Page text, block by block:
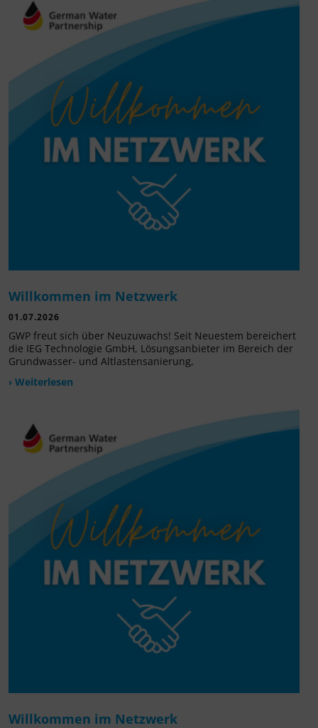
Willkommen im Netzwerk
01.07.2026
GWP freut sich über Neuzuwachs! Seit Neuestem bereichert
die IEG Technologie GmbH, Lösungsanbieter im Bereich der
Grundwasser- und Altlastensanierung,
› Weiterlesen
Willkommen im Netzwerk